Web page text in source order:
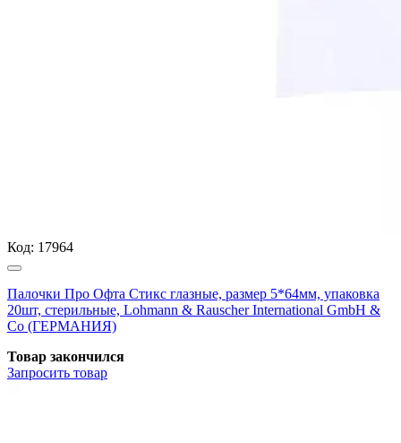
Код: 17964
Палочки Про Офта Стикс глазные, размер 5*64мм, упаковка
20шт, стерильные, Lohmann & Rauscher International GmbH &
Co (ГЕРМАНИЯ)
Товар закончился
Запросить товар